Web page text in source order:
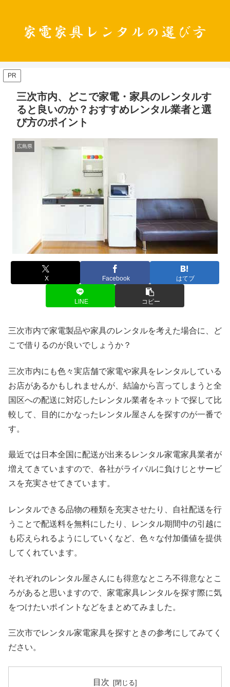
PR
三次市内、どこで家電・家具のレンタルす
ると良いのか？おすすめレンタル業者と選
び方のポイント
広島県
X Facebook はてブ
LINE コピー
三次市内で家電製品や家具のレンタルを考えた場合に、ど
こで借りるのが良いでしょうか？
三次市内にも色々実店舗で家電や家具をレンタルしている
お店があるかもしれませんが、結論から言ってしまうと全
国区への配送に対応したレンタル業者をネットで探して比
較して、目的にかなったレンタル屋さんを探すのが一番で
す。
最近では日本全国に配送が出来るレンタル家電家具業者が
増えてきていますので、各社がライバルに負けじとサービ
スを充実させてきています。
レンタルできる品物の種類を充実させたり、自社配送を行
うことで配送料を無料にしたり、レンタル期間中の引越に
も応えられるようにしていくなど、色々な付加価値を提供
してくれています。
それぞれのレンタル屋さんにも得意なところ不得意なとこ
ろがあると思いますので、家電家具レンタルを探す際に気
をつけたいポイントなどをまとめてみました。
三次市でレンタル家電家具を探すときの参考にしてみてく
ださい。
目次